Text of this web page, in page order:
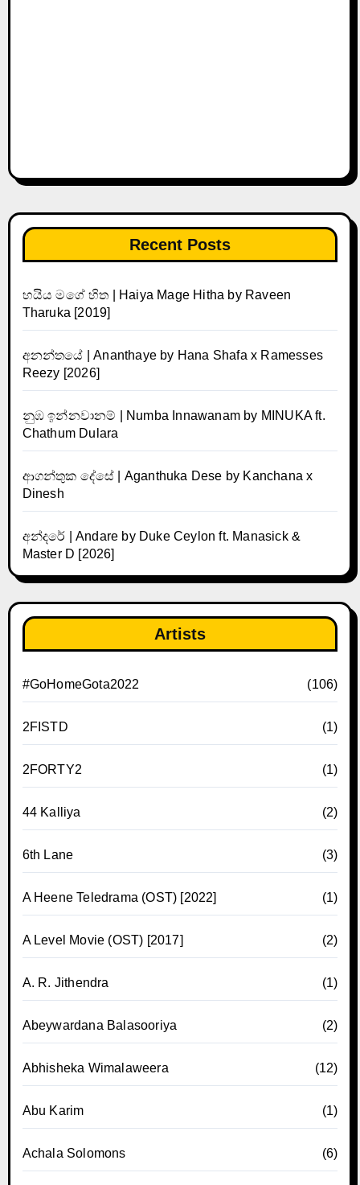
Recent Posts
හයිය මගේ හිත | Haiya Mage Hitha by Raveen
Tharuka [2019]
අනන්තයේ | Ananthaye by Hana Shafa x Ramesses
Reezy [2026]
නුඹ ඉන්නවානම් | Numba Innawanam by MINUKA ft.
Chathum Dulara
ආගන්තුක දේසේ | Aganthuka Dese by Kanchana x
Dinesh
අන්දරේ | Andare by Duke Ceylon ft. Manasick &
Master D [2026]
Artists
#GoHomeGota2022 (106)
2FISTD (1)
2FORTY2 (1)
44 Kalliya (2)
6th Lane (3)
A Heene Teledrama (OST) [2022] (1)
A Level Movie (OST) [2017] (2)
A. R. Jithendra (1)
Abeywardana Balasooriya (2)
Abhisheka Wimalaweera (12)
Abu Karim (1)
Achala Solomons (6)